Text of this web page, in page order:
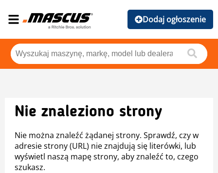
Dodaj ogłoszenie
Nie znaleziono strony
Nie można znaleźć żądanej strony. Sprawdź, czy w
adresie strony (URL) nie znajdują się literówki, lub
wyświetl naszą mapę strony, aby znaleźć to, czego
szukasz.